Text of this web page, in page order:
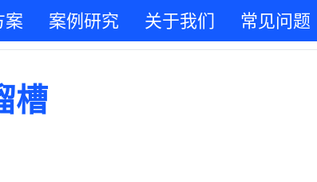
案 案例研究 关于我们 常见问题
槽